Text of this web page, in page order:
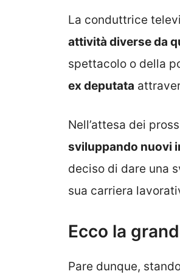
La conduttrice
attività diverse da
spettacolo o della
ex deputata
Nell’attesa dei
sviluppando nuovi
deciso di dare una
sua carriera
Ecco la
Pare dunque,